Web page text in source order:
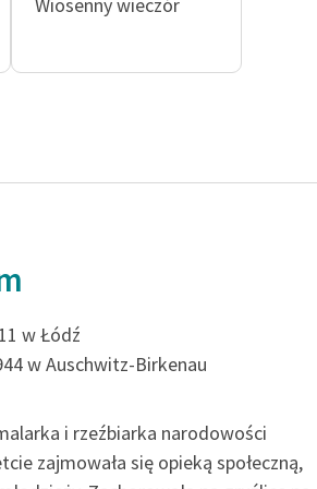
oraz Starego Testamentu
w Łódź
w Auschwitz-Birkenau
i rzeźbiarka narodowości
zajmowała się opieką społeczną,
nie chce spłynąć
w szary, stężały kwiat...
Melania Fogelbaum, Wiosenny